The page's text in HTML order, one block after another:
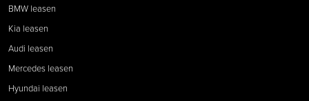
BMW leasen
Kia leasen
Audi leasen
Mercedes leasen
Hyundai leasen